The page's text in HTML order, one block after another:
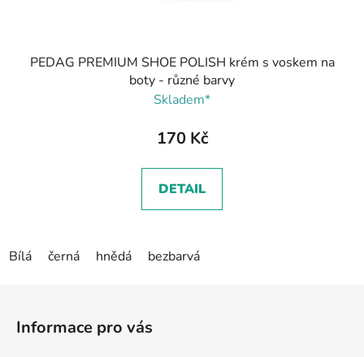
PEDAG PREMIUM SHOE POLISH krém s voskem na
boty - různé barvy
Skladem*
170 Kč
DETAIL
Bílá černá hnědá bezbarvá
Informace pro vás